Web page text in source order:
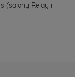
(salony Relay i